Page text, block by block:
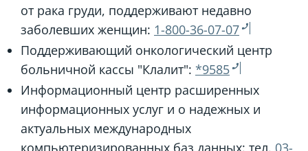
от рака груди, поддерживают недавно
заболевших женщин: 1-800-36-07-07
Поддерживающий онкологический центр
больничной кассы "Клалит": *9585
Информационный центр расширенных
информационных услуг и о надежных и
актуальных международных
компьютеризированных баз данных: тел. 03-